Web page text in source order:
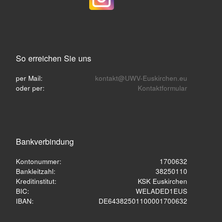
So erreichen Sie uns
per Mail:
kontakt@UWV-Euskirchen.eu
oder per:
Kontaktformular
Bankverbindung
Kontonummer:
1700632
Bankleitzahl:
38250110
Kreditinstitut:
KSK Euskirchen
BIC:
WELADED1EUS
IBAN:
DE64382501100001700632